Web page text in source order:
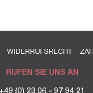
WIDERRUFSRECHT
RUFEN SIE UNS AN
+49 (0) 23 06 - 97 94 21